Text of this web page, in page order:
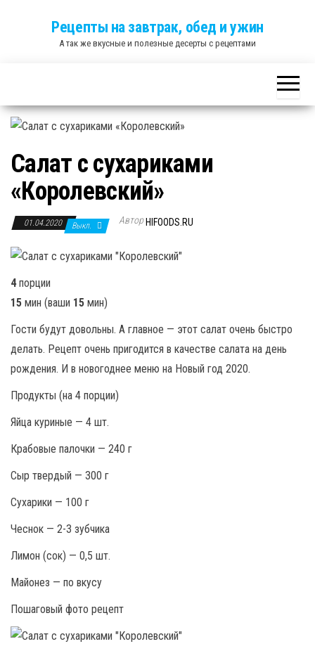
Рецепты на завтрак, обед и ужин
А так же вкусные и полезные десерты с рецептами
Салат с сухариками
«Королевский»
01.04.2020 Выкл. Автор HIFOODS.RU
4порции
15 мин (ваши 15 мин)
Гости будут довольны. А главное — этот салат очень быстро
делать. Рецепт очень пригодится в качестве салата на день
рождения. И в новогоднее меню на Новый год 2020.
Продукты (на 4 порции)
Яйца куриные — 4 шт.
Крабовые палочки — 240 г
Сыр твердый — 300 г
Сухарики — 100 г
Чеснок — 2-3 зубчика
Лимон (сок) — 0,5 шт.
Майонез — по вкусу
Пошаговый фото рецепт